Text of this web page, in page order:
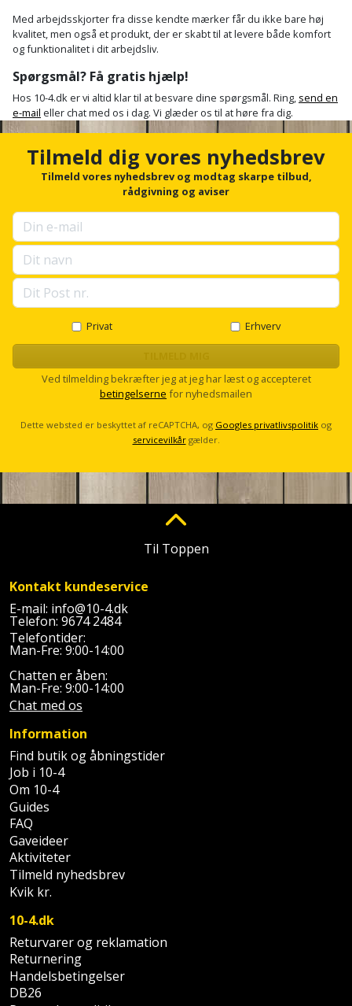
Med arbejdsskjorter fra disse kendte mærker får du ikke bare høj
kvalitet, men også et produkt, der er skabt til at levere både komfort
og funktionalitet i dit arbejdsliv.
Spørgsmål? Få gratis hjælp!
Hos 10-4.dk er vi altid klar til at besvare dine spørgsmål. Ring, send en
e-mail eller chat med os i dag. Vi glæder os til at høre fra dig.
Tilmeld dig vores nyhedsbrev
Tilmeld vores nyhedsbrev og modtag skarpe tilbud,
rådgivning og aviser
Privat Erhverv
Ved tilmelding bekræfter jeg at jeg har læst og accepteret
betingelserne for nyhedsmailen
Dette websted er beskyttet af reCAPTCHA, og Googles privatlivspolitik og
servicevilkårgælder.
Til Toppen
Kontakt kundeservice
E-mail: info@10-4.dk
Telefon: 9674 2484
Telefontider:
Man-Fre: 9:00-14:00
Chatten er åben:
Man-Fre: 9:00-14:00
Chat med os
Information
Find butik og åbningstider
Job i 10-4
Om 10-4
Guides
FAQ
Gaveideer
Aktiviteter
Tilmeld nyhedsbrev
Kvik kr.
10-4.dk
Returvarer og reklamation
Returnering
Handelsbetingelser
DB26